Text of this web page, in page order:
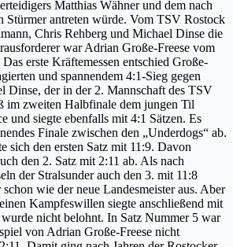
Matthias Wähner und dem nach
Stürmer antreten würde. Vom TSV Rostock
Chris Rehberg und Michael Dinse die
war Adrian Große-Freese vom
erste Kräftemessen entschied Große-
und spannendem 4:1-Sieg gegen
Dinse, der in der 2. Mannschaft des TSV
im zweiten Halbfinale dem jungen Til
und siegte ebenfalls mit 4:1 Sätzen. Es
Finale zwischen den „Underdogs“ ab.
sich den ersten Satz mit 11:9. Davon
den 2. Satz mit 2:11 ab. Als nach
der Stralsunder auch den 3. mit 11:8
schon wie der neue Landesmeister aus. Aber
Kampfeswillen siegte anschließend mit
nicht belohnt. In Satz Nummer 5 war
von Adrian Große-Freese nicht